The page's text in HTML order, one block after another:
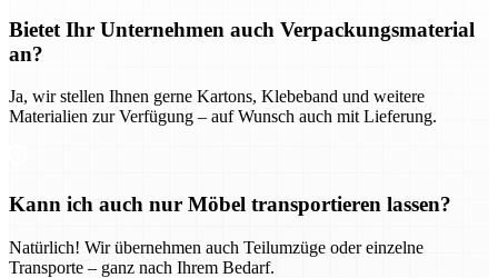
Bietet Ihr Unternehmen auch Verpackungsmaterial
an?
Ja, wir stellen Ihnen gerne Kartons, Klebeband und weitere
Materialien zur Verfügung – auf Wunsch auch mit Lieferung.
Kann ich auch nur Möbel transportieren lassen?
Natürlich! Wir übernehmen auch Teilumzüge oder einzelne
Transporte – ganz nach Ihrem Bedarf.